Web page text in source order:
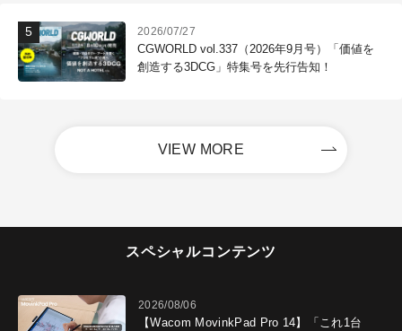
2026/07/27
CGWORLD vol.337（2026年9月号）「価値を
創造する3DCG」特集号を先行告知！
VIEW MORE
スペシャルコンテンツ
2026/08/06
【Wacom MovinkPad Pro 14】「これ1台